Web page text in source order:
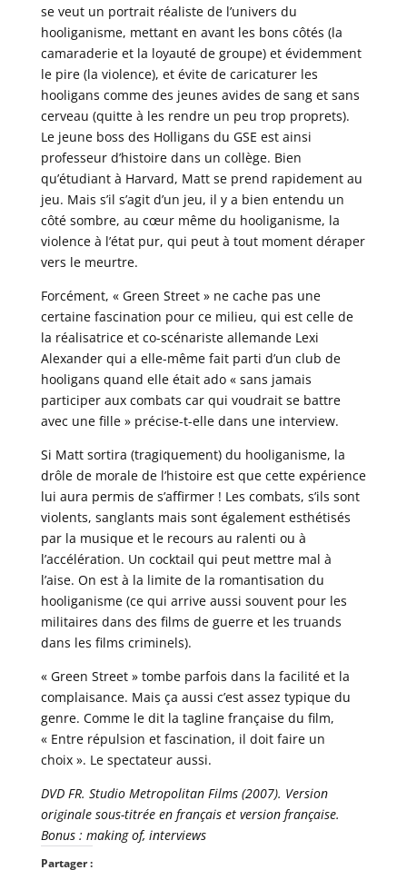
se veut un portrait réaliste de l’univers du
hooliganisme, mettant en avant les bons côtés (la
camaraderie et la loyauté de groupe) et évidemment
le pire (la violence), et évite de caricaturer les
hooligans comme des jeunes avides de sang et sans
cerveau (quitte à les rendre un peu trop proprets).
Le jeune boss des Holligans du GSE est ainsi
professeur d’histoire dans un collège. Bien
qu’étudiant à Harvard, Matt se prend rapidement au
jeu. Mais s’il s’agit d’un jeu, il y a bien entendu un
côté sombre, au cœur même du hooliganisme, la
violence à l’état pur, qui peut à tout moment déraper
vers le meurtre.
Forcément, « Green Street » ne cache pas une
certaine fascination pour ce milieu, qui est celle de
la réalisatrice et co-scénariste allemande Lexi
Alexander qui a elle-même fait parti d’un club de
hooligans quand elle était ado « sans jamais
participer aux combats car qui voudrait se battre
avec une fille » précise-t-elle dans une interview.
Si Matt sortira (tragiquement) du hooliganisme, la
drôle de morale de l’histoire est que cette expérience
lui aura permis de s’affirmer ! Les combats, s’ils sont
violents, sanglants mais sont également esthétisés
par la musique et le recours au ralenti ou à
l’accélération. Un cocktail qui peut mettre mal à
l’aise. On est à la limite de la romantisation du
hooliganisme (ce qui arrive aussi souvent pour les
militaires dans des films de guerre et les truands
dans les films criminels).
« Green Street » tombe parfois dans la facilité et la
complaisance. Mais ça aussi c’est assez typique du
genre. Comme le dit la tagline française du film,
« Entre répulsion et fascination, il doit faire un
choix ». Le spectateur aussi.
DVD FR. Studio Metropolitan Films (2007). Version
originale sous-titrée en français et version française.
Bonus : making of, interviews
Partager :